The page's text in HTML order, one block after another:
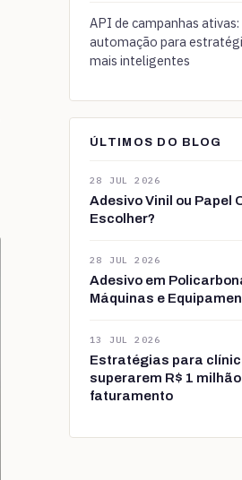
API de campanhas
automação para
mais inteligentes
ÚLTIMOS DO BLOG
28 JUL 2026
Adesivo Vinil ou Papel
Escolher?
28 JUL 2026
Adesivo em
Máquinas e
13 JUL 2026
Estratégias para
superarem R$ 1
faturamento